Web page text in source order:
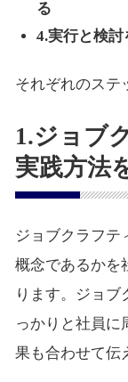
る
4.実行と検
それぞれのステ
1.ジョブ
実践方法
ジョブクラフテ
概念であるかを
ります。ジョブ
っかりと社員に
果も合わせて伝